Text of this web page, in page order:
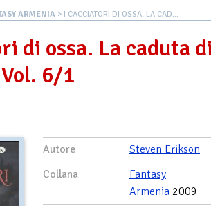
ARMENIA > I CACCIATORI DI OSSA. LA CAD...
di ossa. La caduta
6/1
Autore
Steven Erikson
Collana
Fantasy
Armenia 2009